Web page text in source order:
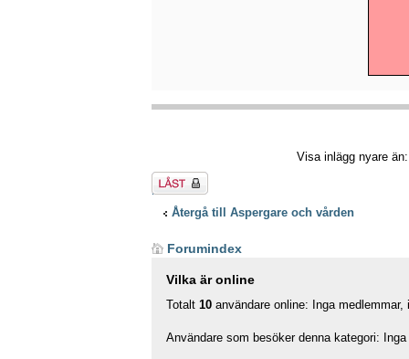
Visa inlägg nyare
Tråden
låst
Återgå till Aspergare och vården
Forumindex
Vilka är online
Totalt 10 användare online: Inga
Användare som besöker denna kategori: